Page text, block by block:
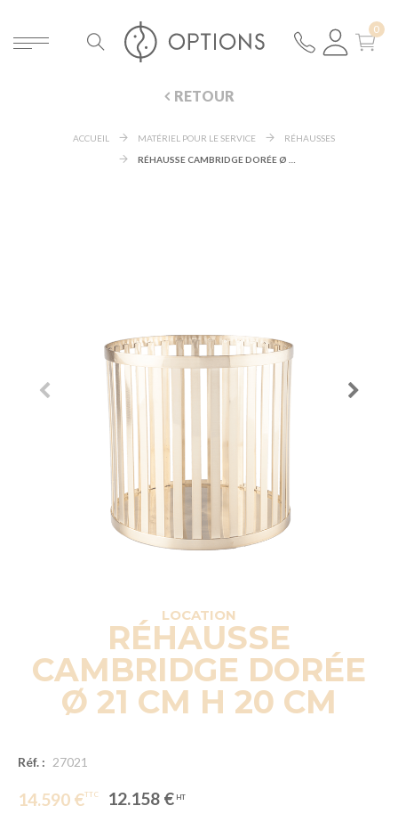
RETOUR
ACCUEIL MATÉRIEL POUR LE SERVICE
RÉHAUSSES
LOCATION
RÉHAUSSE
CAMBRIDGE DORÉE
Ø 21 CM H 20 CM
Réf. : 27021
14.590 € 12.158 €